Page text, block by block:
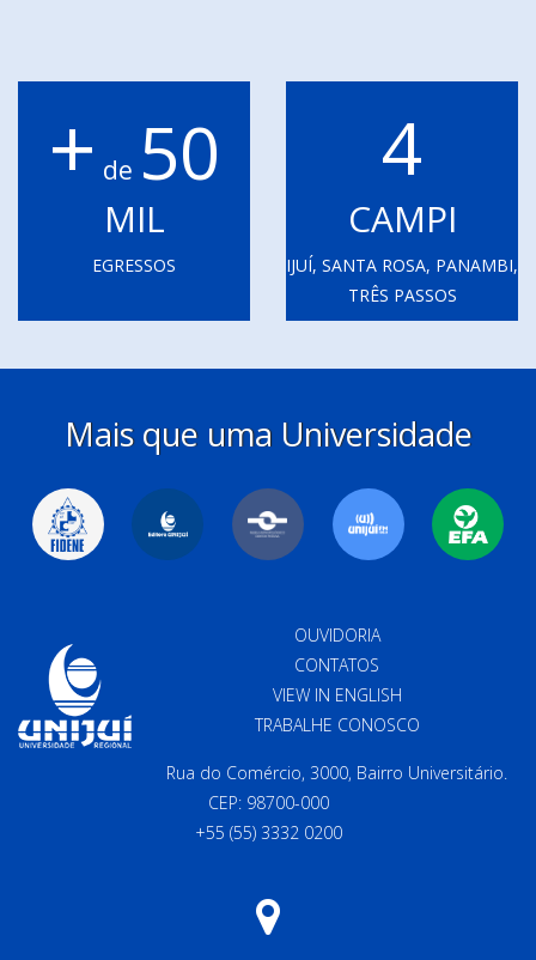
+ de 50
MIL
EGRESSOS
4
CAMPI
IJUÍ, SANTA ROSA, PANAMBI,
TRÊS PASSOS
Mais que uma Universidade
OUVIDORIA
CONTATOS
VIEW IN ENGLISH
TRABALHE CONOSCO
Rua do Comércio, 3000, Bairro Universitário.
CEP: 98700-000
+55 (55) 3332 0200